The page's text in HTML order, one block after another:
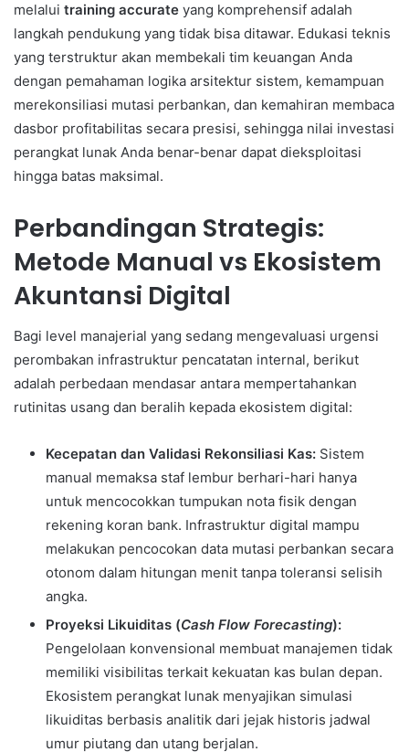
melalui training accurate yang komprehensif adalah
langkah pendukung yang tidak bisa ditawar. Edukasi teknis
yang terstruktur akan membekali tim keuangan Anda
dengan pemahaman logika arsitektur sistem, kemampuan
merekonsiliasi mutasi perbankan, dan kemahiran membaca
dasbor profitabilitas secara presisi, sehingga nilai investasi
perangkat lunak Anda benar-benar dapat dieksploitasi
hingga batas maksimal.
Perbandingan Strategis:
Metode Manual vs Ekosistem
Akuntansi Digital
Bagi level manajerial yang sedang mengevaluasi urgensi
perombakan infrastruktur pencatatan internal, berikut
adalah perbedaan mendasar antara mempertahankan
rutinitas usang dan beralih kepada ekosistem digital:
Kecepatan dan Validasi Rekonsiliasi Kas: Sistem
manual memaksa staf lembur berhari-hari hanya
untuk mencocokkan tumpukan nota fisik dengan
rekening koran bank. Infrastruktur digital mampu
melakukan pencocokan data mutasi perbankan secara
otonom dalam hitungan menit tanpa toleransi selisih
angka.
Proyeksi Likuiditas (Cash Flow Forecasting):
Pengelolaan konvensional membuat manajemen tidak
memiliki visibilitas terkait kekuatan kas bulan depan.
Ekosistem perangkat lunak menyajikan simulasi
likuiditas berbasis analitik dari jejak historis jadwal
umur piutang dan utang berjalan.